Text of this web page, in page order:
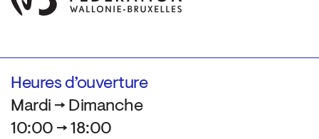
Heures d’ouverture
Mardi → Dimanche
10:00 → 18:00